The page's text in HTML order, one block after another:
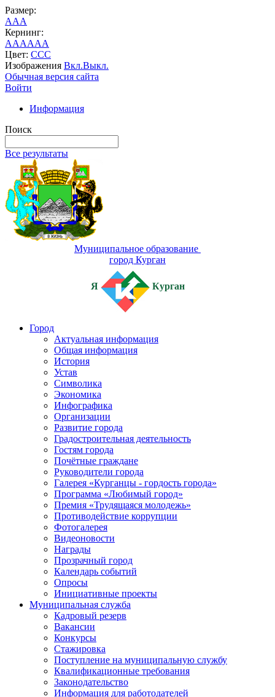
Размер:
AAA
Кернинг:
AAAAAA
Цвет: CCC
Изображения Вкл.Выкл.
Обычная версия сайта
Войти
Информация
Поиск
Все результаты
Муниципальное образование
город Курган
Я Курган
Город
Актуальная информация
Общая информация
История
Устав
Символика
Экономика
Инфографика
Организации
Развитие города
Градостроительная деятельность
Гостям города
Почётные граждане
Руководители города
Галерея «Курганцы - гордость города»
Программа «Любимый город»
Премия «Трудящаяся молодежь»
Противодействие коррупции
Фотогалерея
Видеоновости
Награды
Прозрачный город
Календарь событий
Опросы
Инициативные проекты
Муниципальная служба
Кадровый резерв
Вакансии
Конкурсы
Стажировка
Поступление на муниципальную службу
Квалификационные требования
Законодательство
Информация для работодателей